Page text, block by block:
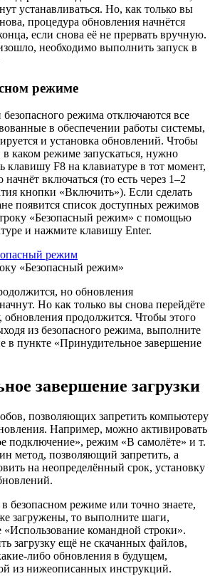
устанавливаться. Но, как только вы
процедура обновления начнётся
если снова её не прервать вручную.
необходимо выполнить запуск в
режиме
режима отключаются все
в обеспечении работы системы,
и установка обновлений. Чтобы
в каком режиме запускаться, нужно
клавишу F8 на клавиатуре в тот момент,
начнёт включаться (то есть через 1–2
кнопки «Включить»). Если сделать
появится список доступных режимов
«Безопасный режим» с помощью
и нажмите клавишу Enter.
«Безопасный режим»
но обновления
Но как только вы снова перейдёте
продолжится. Чтобы этого
из безопасного режима, выполните
в пункте «Принудительное завершение
завершение загрузки
позволяющих запретить компьютеру
Например, можно активировать
режим «В самолёте» и т.
метод, позволяющий запретить, а
на неопределённый срок, установку
безопасном режиме или точно знаете,
загружены, то выполните шаги,
командной строки».
загрузку ещё не скачанных файлов,
либо обновления в будущем,
из нижеописанных инструкций.